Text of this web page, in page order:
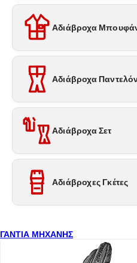
Αδιάβροχα
Αδιάβροχα
Αδιάβροχα Σετ
Αδιάβροχες Γκέτες
ΓΑΝΤΙΑ ΜΗΧΑΝΗΣ